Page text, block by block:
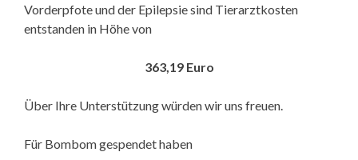
Vorderpfote und der Epilepsie sind Tierarztkosten
entstanden in Höhe von
363,19 Euro
Über Ihre Unterstützung würden wir uns freuen.
Für Bombom gespendet haben